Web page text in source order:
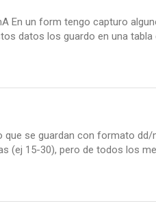
En un form tengo capturo
datos los guardo en una tabla
se guardan con formato dd/
(ej 15-30), pero de todos los